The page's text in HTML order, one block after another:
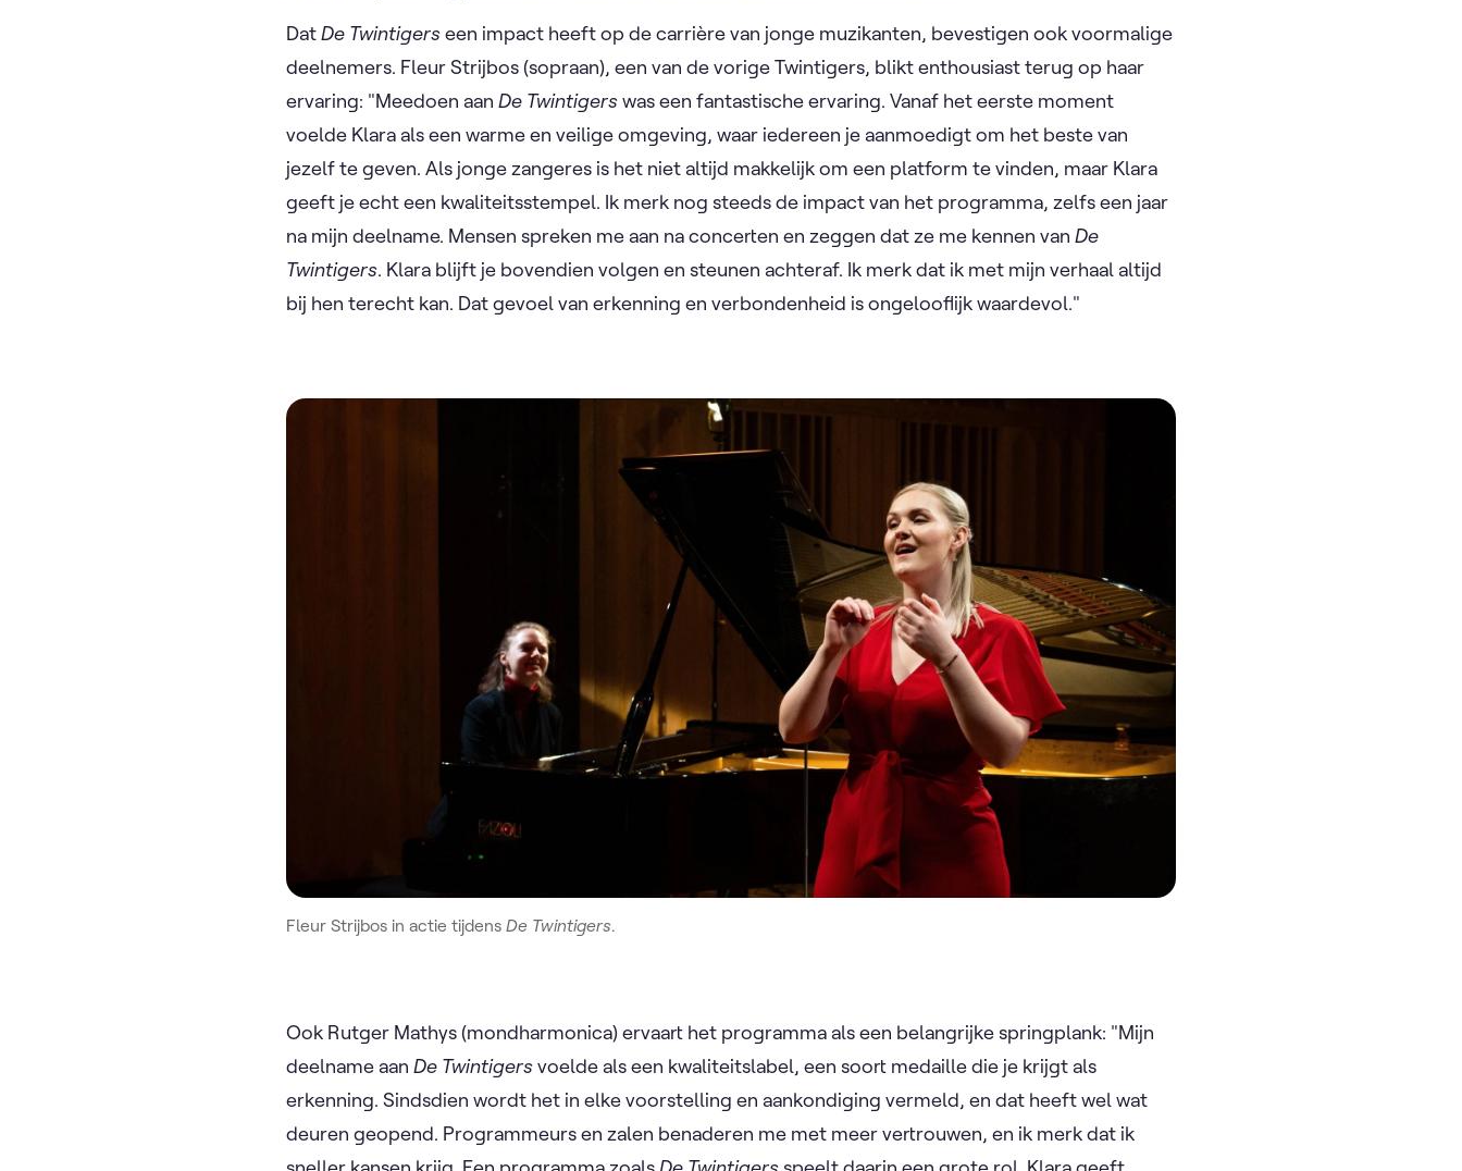
DatDe Twintigerseen impact heeft op de carrière van jonge muzikanten, bevestigen ook voormalige
deelnemers. Fleur Strijbos (sopraan), een van de vorige Twintigers, blikt enthousiast terug op haar
ervaring: "Meedoen aanDe Twintigerswas een fantastische ervaring. Vanaf het eerste moment
voelde Klara als een warme en veilige omgeving, waar iedereen je aanmoedigt om het beste van
jezelf te geven. Als jonge zangeres is het niet altijd makkelijk om een platform te vinden, maar Klara
geeft je echt een kwaliteitsstempel. Ik merk nog steeds de impact van het programma, zelfs een jaar
na mijn deelname. Mensen spreken me aan na concerten en zeggen dat ze me kennen vanDe
Twintigers. Klara blijft je bovendien volgen en steunen achteraf. Ik merk dat ik met mijn verhaal altijd
bij hen terecht kan. Dat gevoel van erkenning en verbondenheid is ongelooflijk waardevol."
Fleur Strijbos in actie tijdensDe Twintigers.
Ook Rutger Mathys (mondharmonica) ervaart het programma als een belangrijke springplank: "Mijn
deelname aanDe Twintigersvoelde als een kwaliteitslabel, een soort medaille die je krijgt als
erkenning. Sindsdien wordt het in elke voorstelling en aankondiging vermeld, en dat heeft wel wat
deuren geopend. Programmeurs en zalen benaderen me met meer vertrouwen, en ik merk dat ik